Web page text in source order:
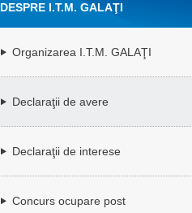
DESPRE I.T.M. GALAŢI
Organizarea I.T.M. GALAŢI
Declaraţii de avere
Declaraţii de interese
Concurs ocupare post